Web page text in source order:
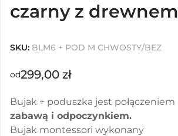
czarny z drewnem
SKU: BLM6 + POD M CHWOSTY/BEZ
od299,00 zł
Bujak + poduszka jest połączeniem
zabawą i odpoczynkiem.
Bujak montessori wykonany